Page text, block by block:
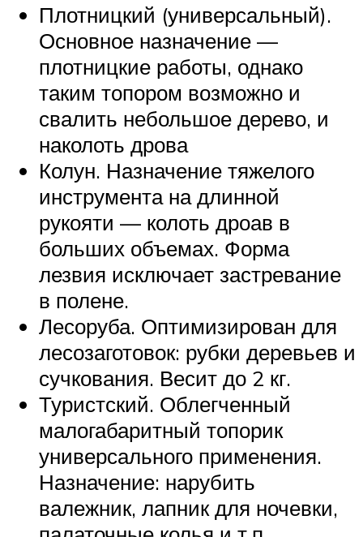
Плотницкий (универсальный).
Основное назначение —
плотницкие работы, однако
таким топором возможно и
свалить небольшое дерево, и
наколоть дрова
Колун. Назначение тяжелого
инструмента на длинной
рукояти — колоть дроав в
больших объемах. Форма
лезвия исключает застревание
в полене.
Лесоруба. Оптимизирован для
лесозаготовок: рубки деревьев и
сучкования. Весит до 2 кг.
Туристский. Облегченный
малогабаритный топорик
универсального применения.
Назначение: нарубить
валежник, лапник для ночевки,